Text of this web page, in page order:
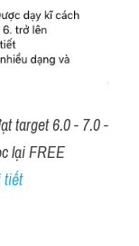
target 6.0 - 7.0 -
lại FREE
tiết